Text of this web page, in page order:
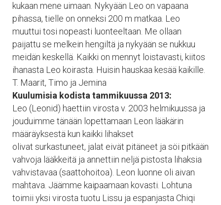
kukaan mene uimaan. Nykyään Leo on vapaana
pihassa, tielle on onneksi 200 m matkaa. Leo
muuttui tosi nopeasti luonteeltaan. Me ollaan
paijattu se melkein hengiltä ja nykyään se nukkuu
meidän keskellä. Kaikki on mennyt loistavasti, kiitos
ihanasta Leo koirasta. Huisin hauskaa kesää kaikille.
T. Maarit, Timo ja Jemina
Kuulumisia kodista tammikuussa 2013:
Leo (Leonid) haettiin virosta v. 2003 helmikuussa ja
jouduimme tänään lopettamaan Leon lääkärin
määräyksestä kun kaikki lihakset
olivat surkastuneet, jalat eivät pitäneet ja söi pitkään
vahvoja lääkkeitä ja annettiin neljä pistosta lihaksia
vahvistavaa (saattohoitoa). Leon luonne oli aivan
mahtava. Jäämme kaipaamaan kovasti. Lohtuna
toimii yksi virosta tuotu Lissu ja espanjasta Chiqi